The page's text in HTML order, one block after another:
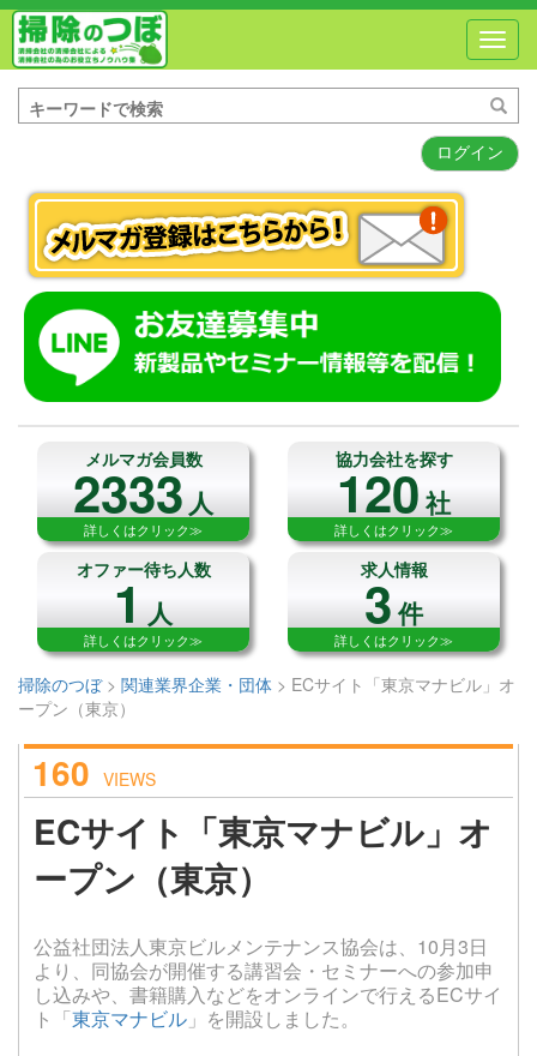
ログイン
メルマガ会員数
2333人
詳しくはクリック≫
協力会社を探す
120社
詳しくはクリック≫
オファー待ち人数
1人
詳しくはクリック≫
求人情報
3件
詳しくはクリック≫
掃除のつぼ> 関連業界企業・団体 > ECサイト「東京マナビル」オ
ープン（東京）
160 VIEWS
ECサイト「東京マナビル」オ
ープン（東京）
公益社団法人東京ビルメンテナンス協会は、10月3日
より、同協会が開催する講習会・セミナーへの参加申
し込みや、書籍購入などをオンラインで行えるECサイ
ト「東京マナビル 」を開設しました。